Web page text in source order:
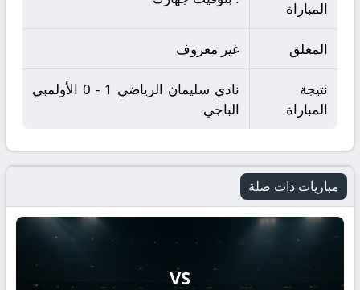
المباراة
المعلق غير معروف
نتيجة
المباراة
نادي سليمان الرياضي 1 - 0 الأولمبي
الباجي
مباريات ذات صلة
VS